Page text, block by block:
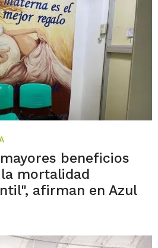
beneficios
mortalidad
afirman en Azul